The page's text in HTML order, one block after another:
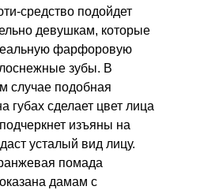
средство подойдет
девушкам, которые
фарфоровую
зубы. В
случае подобная
губах сделает цвет лица
изъяны на
усталый вид лицу.
помада
дамам с